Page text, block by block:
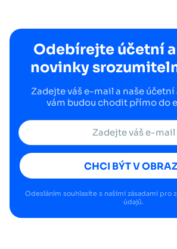
Odebírejte účetní
novinky
Zadejte váš e-mail a naše
vám budou chodit přímo do
CHCI BÝT V
Odesláním souhlasíte s našimi zásadami pro
údajů.